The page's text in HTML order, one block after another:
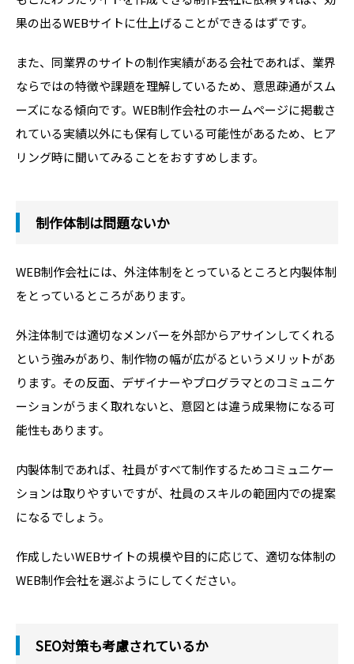
果の出るWEBサイトに仕上げることができるはずです。
また、同業界のサイトの制作実績がある会社であれば、業界
ならではの特徴や課題を理解しているため、意思疎通がスム
ーズになる傾向です。WEB制作会社のホームページに掲載さ
れている実績以外にも保有している可能性があるため、ヒア
リング時に聞いてみることをおすすめします。
制作体制は問題ないか
WEB制作会社には、外注体制をとっているところと内製体制
をとっているところがあります。
外注体制では適切なメンバーを外部からアサインしてくれる
という強みがあり、制作物の幅が広がるというメリットがあ
ります。その反面、デザイナーやプログラマとのコミュニケ
ーションがうまく取れないと、意図とは違う成果物になる可
能性もあります。
内製体制であれば、社員がすべて制作するためコミュニケー
ションは取りやすいですが、社員のスキルの範囲内での提案
になるでしょう。
作成したいWEBサイトの規模や目的に応じて、適切な体制の
WEB制作会社を選ぶようにしてください。
SEO対策も考慮されているか